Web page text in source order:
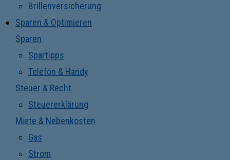
Brillenversicherung
Sparen & Optimieren
Sparen
Spartipps
Telefon & Handy
Steuer & Recht
Steuererklärung
Miete & Nebenkosten
Gas
Strom